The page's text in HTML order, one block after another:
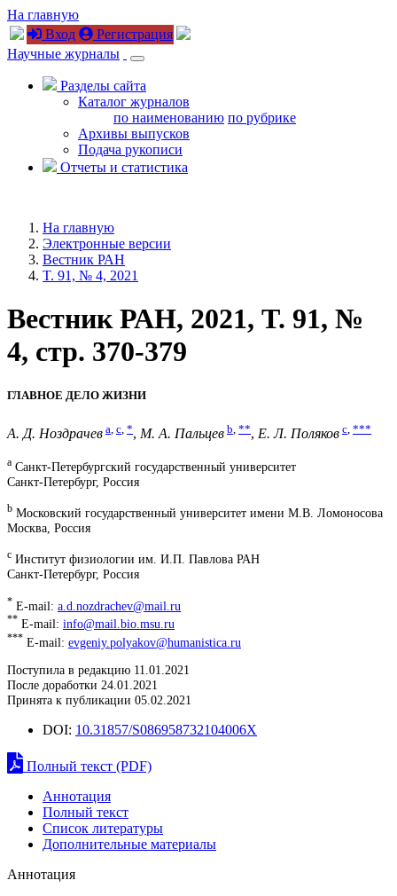
На главную
Вход
Регистрация
Научные журналы
Разделы сайта
Каталог журналов
по наименованию по рубрике
Архивы выпусков
Подача рукописи
Отчеты и статистика
На главную
Электронные версии
Вестник РАН
T. 91, № 4, 2021
Вестник РАН, 2021, T. 91, №
4, стр. 370-379
ГЛАВНОЕ ДЕЛО ЖИЗНИ
А. Д. Ноздрачев a c *, М. А. Пальцев b **, Е. Л. Поляков c ***
a Санкт-Петербургский государственный университет
Санкт-Петербург, Россия
b Московский государственный университет имени М.В. Ломоносова
Москва, Россия
c Институт физиологии им. И.П. Павлова РАН
Санкт-Петербург, Россия
* E-mail: a.d.nozdrachev@mail.ru
** E-mail: info@mail.bio.msu.ru
*** E-mail: evgeniy.polyakov@humanistica.ru
Поступила в редакцию 11.01.2021
После доработки 24.01.2021
Принята к публикации 05.02.2021
DOI: 10.31857/S086958732104006X
Полный текст (PDF)
Аннотация
Полный текст
Список литературы
Дополнительные материалы
Аннотация